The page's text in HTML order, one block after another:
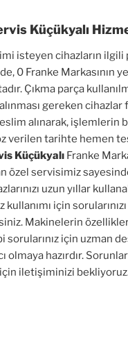
Küçükyalı
isteyen cihazların ilgili
0 Franke Markasının
Çıkma parça
gereken cihazlar
alınarak, işlemlerin
verilen tarihte hemen
Küçükyalı Franke
özel servisimiz
uzun yıllar
için
Makinelerin
sorularınız için uzman
olmaya hazırdır.
iletişiminizi